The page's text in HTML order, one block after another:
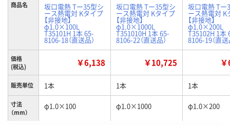
商品名 坂口電熱 Tー35型シ
ース熱電対 Kタイプ
【非接地】
φ1.0×100L
T35101H 1本 65-
8106-18（直送品）
坂口電熱 Tー35型シ
ース熱電対 Kタイプ
【非接地】
φ1.0×1000L
T351010H 1本 65-
8106-22（直送品）
坂口電熱 Tー
ース熱電対 K
【非接地】
φ1.0×200L
T35102H 1本
8106-19（直送
価格
(税込)
￥6,138 ￥10,725
販売単位 1本 1本 1本
寸法
（mm）
φ1.0×100 φ1.0×1000 φ1.0×200